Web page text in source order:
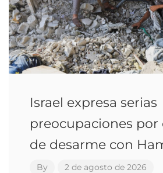
Israel expresa serias
preocupaciones por
de desarme con
By
2 de agosto de 2026